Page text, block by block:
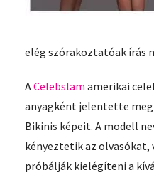
elég szórakoztatóak írás
ACelebslam amerikai
anyagként jelentette
Bikinis képeit. A modell
kényeztetik az olvasókat,
próbálják kielégíteni a